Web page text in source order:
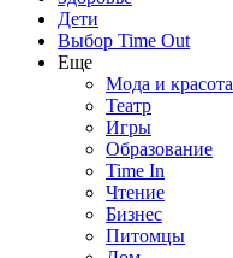
Дети
Выбор Time Out
Еще
Мода и красота
Театр
Игры
Образование
Time In
Чтение
Бизнес
Питомцы